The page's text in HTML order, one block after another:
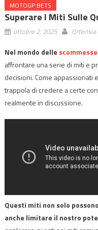
MOTOGP BETS
Superare I Miti Sulle
ottobre 2, 2025 Ortensia
Nel mondo delle
affrontare una serie di miti e
decisioni. Come appassionati
trappola di credere a certe
realmente in discussione.
Questi miti non solo
anche limitare il nostro